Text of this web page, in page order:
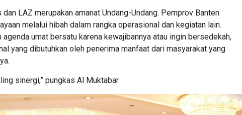
dan LAZ merupakan amanat Undang-Undang. Pemprov Banten
melalui hibah dalam rangka operasional dan kegiatan lain.
agenda umat bersatu karena kewajibannya atau ingin bersedekah,
yang dibutuhkan oleh penerima manfaat dari masyarakat yang
sinergi,” pungkas Al Muktabar.